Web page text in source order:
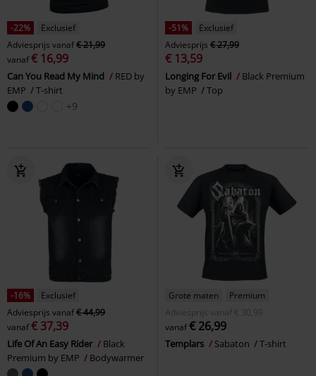
-22%
Exclusief
Adviesprijs vanaf€ 21,99
vanaf€ 16,99
Can You Read My Mind
RED by
EMP
T-shirt
+9
-51%
Exclusief
Adviesprijs € 27,99
€ 13,59
Longing For Evil
Black Premium
by EMP
Top
-16%
Exclusief
Adviesprijs vanaf€ 44,99
vanaf€ 37,39
Life Of An Easy Rider
Black
Premium by EMP
Bodywarmer
Grote maten
Premium
Adviesprijs
vanaf € 30,99
vanaf€ 26,99
Templars Sabaton T-shirt